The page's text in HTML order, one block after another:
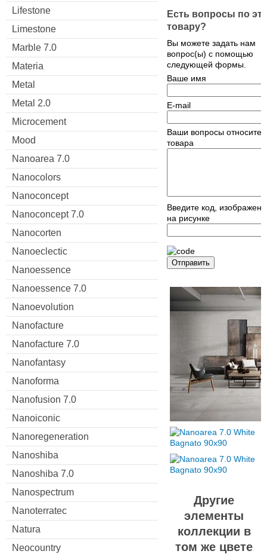
Lifestone
Limestone
Marble 7.0
Materia
Metal
Metal 2.0
Microcement
Mood
Nanoarea 7.0
Nanocolors
Nanoconcept
Nanoconcept 7.0
Nanocorten
Nanoeclectic
Nanoessence
Nanoessence 7.0
Nanoevolution
Nanofacture
Nanofacture 7.0
Nanofantasy
Nanoforma
Nanofusion 7.0
Nanoiconic
Nanoregeneration
Nanoshiba
Nanoshiba 7.0
Nanospectrum
Nanoterratec
Natura
Neocountry
Есть вопросы по
товару?
Вы можете задать нам
вопрос(ы) с помощью
следующей формы.
Ваше имя
E-mail
Ваши вопросы
товара
Введите код,
на рисунке
Отправить
Другие
элементы
коллекции в
том же цвете